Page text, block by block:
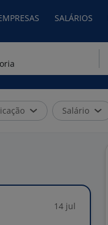
SALÁRIOS
Salário
14 jul